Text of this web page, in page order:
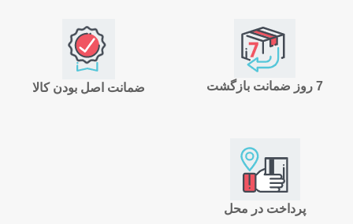
ضمانت اصل بودن کالا 7 روز ضمانت بازگشت
پرداخت در محل